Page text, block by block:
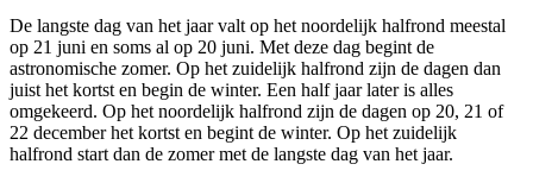
De langste dag van het jaar valt op het noordelijk halfrond meestal
op 21 juni en soms al op 20 juni. Met deze dag begint de
astronomische zomer. Op het zuidelijk halfrond zijn de dagen dan
juist het kortst en begin de winter. Een half jaar later is alles
omgekeerd. Op het noordelijk halfrond zijn de dagen op 20, 21 of
22 december het kortst en begint de winter. Op het zuidelijk
halfrond start dan de zomer met de langste dag van het jaar.